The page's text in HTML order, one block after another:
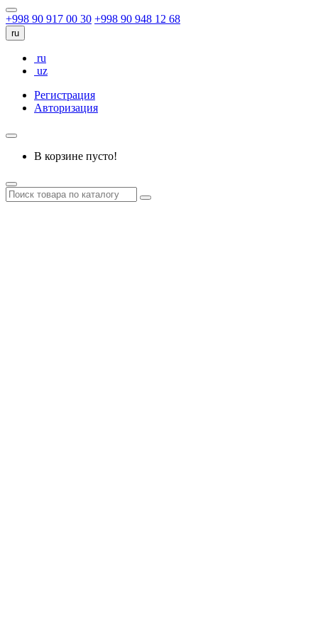
+998 90 917 00 30 +998 90 948 12 68
ru
ru
uz
Регистрация
Авторизация
В корзине пусто!